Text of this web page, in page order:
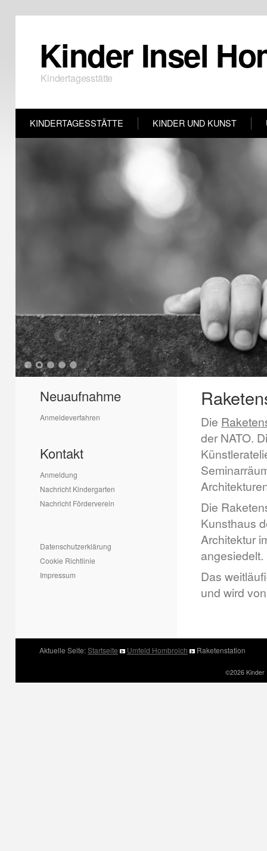
Kinder Insel
Kindertagesstätte
KINDERTAGESSTÄTTE KINDER UND KUNST
1 2 3 4 5
Neuaufnahme
Anmeldeverfahren
Kontakt
Anmeldung
Nachricht Kindergarten
Nachricht Förderverein
Datenschutzerklärung
Cookie Richtlinie
Impressum
Die
der NATO.
Die
Kunsthaus
Architektur
angesiedelt.
Das
und wird
Aktuelle Seite:Startseite Umfeld Hombroich Raketenstation
©2026 Kinder